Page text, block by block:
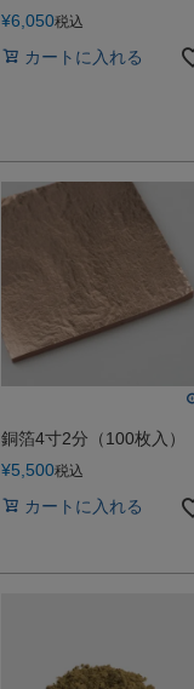
¥6,050税込
カートに入れる
銅箔4寸2分（100枚入）
¥5,500税込
カートに入れる